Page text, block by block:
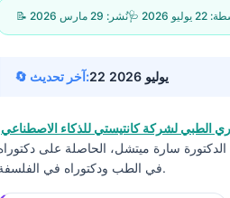
📝 نُشر: 29 مارس 2026 22 يوليو 2026
🔄 آخر تحديث: 22 يوليو 2026
الطبي لشركة كانتيستي للذكاء الاصطناعي
سارة ميتشل، الحاصلة على
في الطب ودكتوراه في الفلسفة.